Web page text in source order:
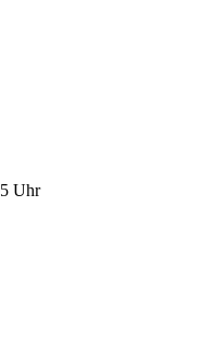
Uhr